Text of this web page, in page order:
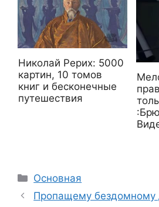
Николай Рерих: 5000
картин, 10 томов
книг и бесконечные
путешествия
Рубрики
Основная
Пропащему бездомному